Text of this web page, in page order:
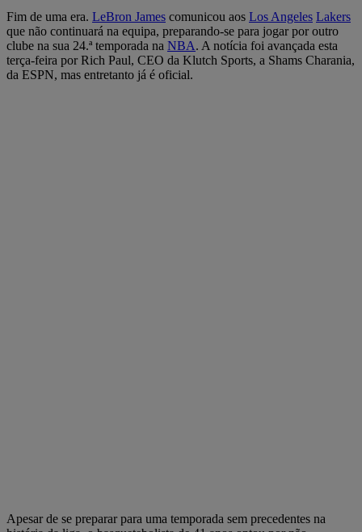
Fim de uma era. LeBron James comunicou aos Los Angeles Lakers
que não continuará na equipa, preparando-se para jogar por outro
clube na sua 24.ª temporada na NBA. A notícia foi avançada esta
terça-feira por Rich Paul, CEO da Klutch Sports, a Shams Charania,
da ESPN, mas entretanto já é oficial.
Apesar de se preparar para uma temporada sem precedentes na